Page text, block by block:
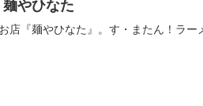
やひなた
店『麺やひなた』。す・またん！ラ